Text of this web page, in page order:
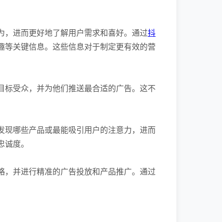
进而更好地了解用户需求和喜好。通过抖
关键信息。这些信息对于制定更有效的营
受众，并为他们推送最合适的广告。这不
哪些产品或最能吸引用户的注意力，进而
度。
并进行精准的广告投放和产品推广。通过